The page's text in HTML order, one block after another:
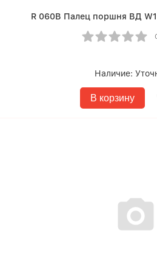
R 060В Палец поршня ВД
Наличие:
В корзину